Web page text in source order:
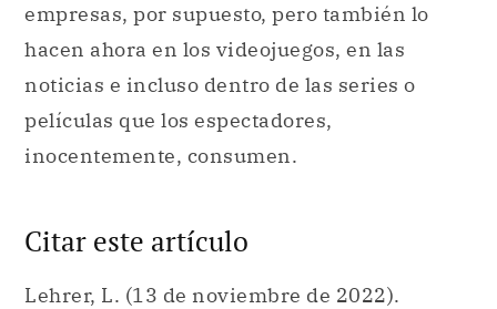
empresas, por supuesto, pero también lo
hacen ahora en los videojuegos, en las
noticias e incluso dentro de las series o
películas que los espectadores,
inocentemente, consumen.
Citar este artículo
Lehrer, L. (13 de noviembre de 2022).